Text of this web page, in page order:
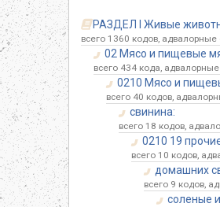
РАЗДЕЛ I Живые
всего 1360 кодов,
02 Мясо и пищевые
всего 434 кода,
0210 Мясо и
всего 40 кодов,
свинина:
всего 18 кодов,
0210 19
всего 10 кодов,
домашних
всего 9 кодов,
соленые